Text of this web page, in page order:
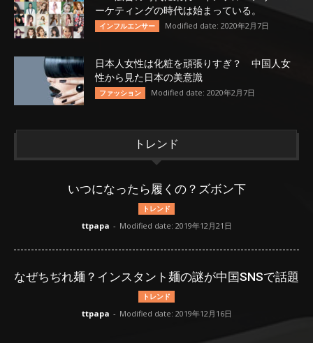
ーケティングの時代は始まっている。
インフルエンサー Modified date: 2020年2月7日
日本人女性は化粧を頑張りすぎ？ 中国人女
性から見た日本の美意識
ファッション Modified date: 2020年2月7日
トレンド
いつになったら履くの？ズボン下
トレンド
ttpapa - Modified date: 2019年12月21日
なぜちぢれ麺？インスタント麺の謎が中国SNSで話題
トレンド
ttpapa - Modified date: 2019年12月16日